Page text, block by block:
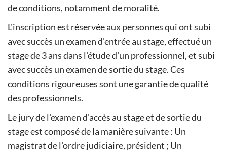
de conditions, notamment de moralité.
L'inscription est réservée aux personnes qui ont subi
avec succès un examen d'entrée au stage, effectué un
stage de 3 ans dans l'étude d'un professionnel, et subi
avec succès un examen de sortie du stage. Ces
conditions rigoureuses sont une garantie de qualité
des professionnels.
Le jury de l'examen d'accès au stage et de sortie du
stage est composé de la manière suivante : Un
magistrat de l'ordre judiciaire, président ; Un